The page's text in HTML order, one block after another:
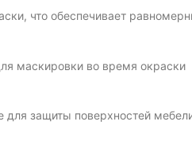
что обеспечивает
маскировки во время окраски
защиты поверхностей